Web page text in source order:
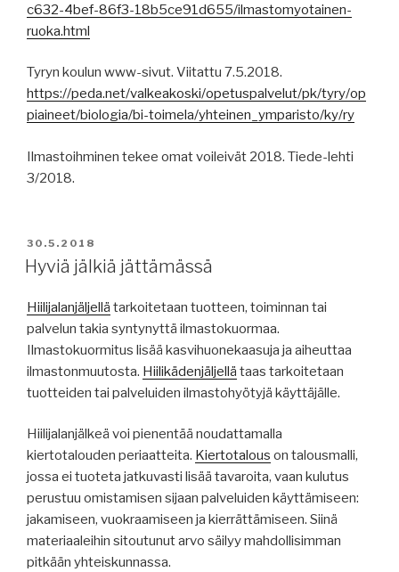
c632-4bef-86f3-18b5ce91d655/ilmastomyotainen-
ruoka.html
Tyryn koulun www-sivut. Viitattu 7.5.2018.
https://peda.net/valkeakoski/opetuspalvelut/pk/tyry/op
piaineet/biologia/bi-toimela/yhteinen_ymparisto/ky/ry
Ilmastoihminen tekee omat voileivät 2018. Tiede-lehti
3/2018.
JULKAISTU
30.5.2018
Hyviä jälkiä jättämässä
Hiilijalanjäljellä tarkoitetaan tuotteen, toiminnan tai
palvelun takia syntynyttä ilmastokuormaa.
Ilmastokuormitus lisää kasvihuonekaasuja ja aiheuttaa
ilmastonmuutosta. Hiilikädenjäljellä taas tarkoitetaan
tuotteiden tai palveluiden ilmastohyötyjä käyttäjälle.
Hiilijalanjälkeä voi pienentää noudattamalla
kiertotalouden periaatteita. Kiertotalous on talousmalli,
jossa ei tuoteta jatkuvasti lisää tavaroita, vaan kulutus
perustuu omistamisen sijaan palveluiden käyttämiseen:
jakamiseen, vuokraamiseen ja kierrättämiseen. Siinä
materiaaleihin sitoutunut arvo säilyy mahdollisimman
pitkään yhteiskunnassa.